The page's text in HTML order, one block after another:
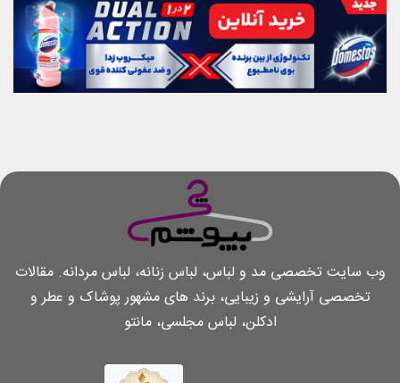
وب سایت تخصصی مد و لباس، لباس زنانه، لباس مردانه. مقالات
تخصصی آرایشی و زیبایی، برند های مشهور پوشاک و عطر و
ادکلن، لباس مجلسی، مانتو